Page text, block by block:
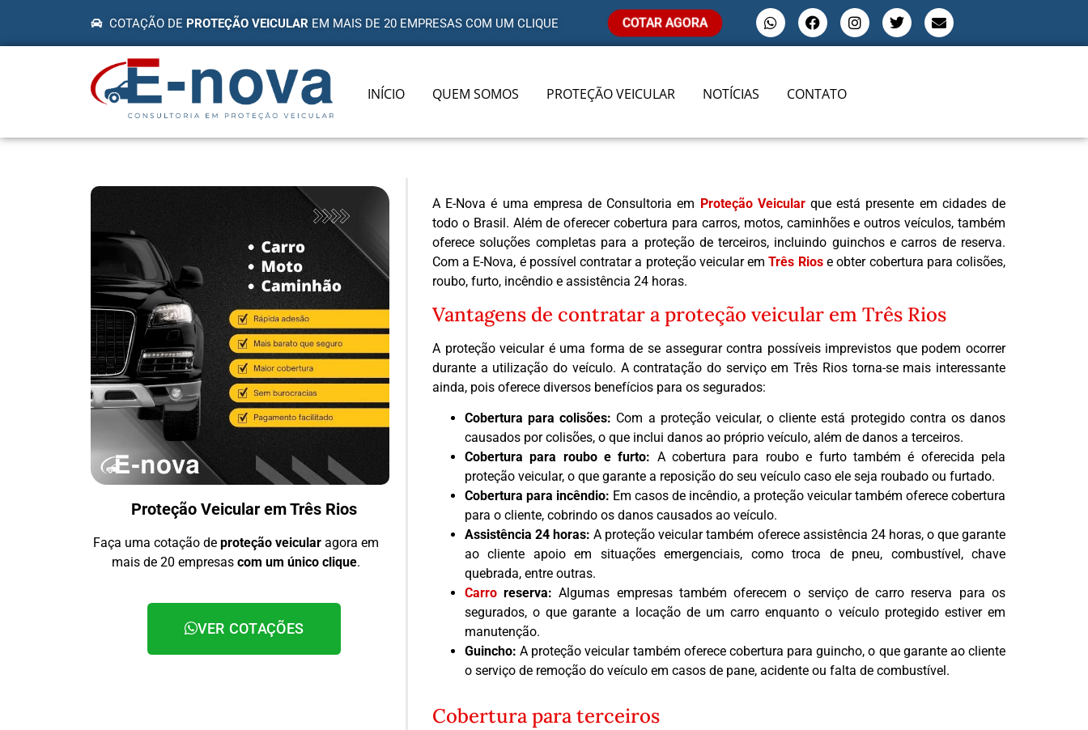
COTAÇÃO DE PROTEÇÃO VEICULAR EM MAIS DE 20 EMPRESAS COM UM CLIQUE COTAR AGORA
INÍCIO QUEM SOMOS PROTEÇÃO VEICULAR NOTÍCIAS CONTATO
Proteção Veicular em Três Rios
Faça uma cotação de proteção veicularagora em
mais de 20 empresascom um único clique.
VER COTAÇÕES
A E-Nova é uma empresa de Consultoria em Proteção Veicularque está presente em cidades de
todo o Brasil. Além de oferecer cobertura para carros, motos, caminhões e outros veículos, também
oferece soluções completas para a proteção de terceiros, incluindo guinchos e carros de reserva.
Com a E-Nova, é possível contratar a proteção veicular emTrês Riose obter cobertura para colisões,
roubo, furto, incêndio e assistência 24 horas.
Vantagens de contratar a proteção veicular em Três Rios
A proteção veicular é uma forma de se assegurar contra possíveis imprevistos que podem ocorrer
durante a utilização do veículo. A contratação do serviço em Três Rios torna-se mais interessante
ainda, pois oferece diversos benefícios para os segurados:
Cobertura para colisões: Com a proteção veicular, o cliente está protegido contra os danos
causados por colisões, o que inclui danos ao próprio veículo, além de danos a terceiros.
Cobertura para roubo e furto: A cobertura para roubo e furto também é oferecida pela
proteção veicular, o que garante a reposição do seu veículo caso ele seja roubado ou furtado.
Cobertura para incêndio: Em casos de incêndio, a proteção veicular também oferece cobertura
para o cliente, cobrindo os danos causados ao veículo.
Assistência 24 horas: A proteção veicular também oferece assistência 24 horas, o que garante
ao cliente apoio em situações emergenciais, como troca de pneu, combustível, chave
quebrada, entre outras.
Carroreserva: Algumas empresas também oferecem o serviço de carro reserva para os
segurados, o que garante a locação de um carro enquanto o veículo protegido estiver em
manutenção.
Guincho: A proteção veicular também oferece cobertura para guincho, o que garante ao cliente
o serviço de remoção do veículo em casos de pane, acidente ou falta de combustível.
Cobertura para terceiros